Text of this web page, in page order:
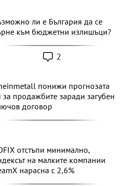
ли е България да се
към бюджетни излишъци?
2
понижи прогнозата
за продажбите заради загубен
договор
отстъпи минимално,
на малките компании
нарасна с 2,6%